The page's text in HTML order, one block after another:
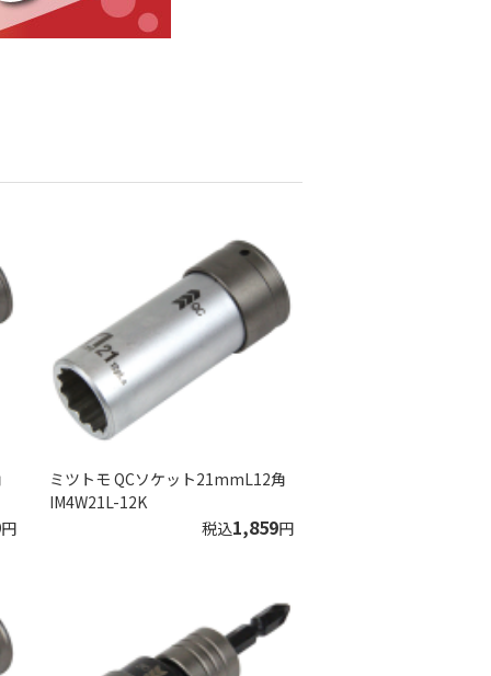
円
ミツトモ QCソケット21mmL12角
IM4W21L-12K
税込1,859円